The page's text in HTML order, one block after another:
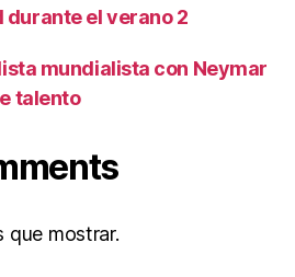
el verano 2
mundialista con Neymar
talento
que mostrar.